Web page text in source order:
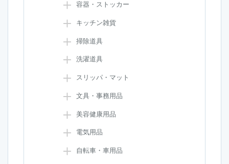
容器・ストッカー
キッチン雑貨
掃除道具
洗濯道具
スリッパ・マット
文具・事務用品
美容健康用品
電気用品
自転車・車用品